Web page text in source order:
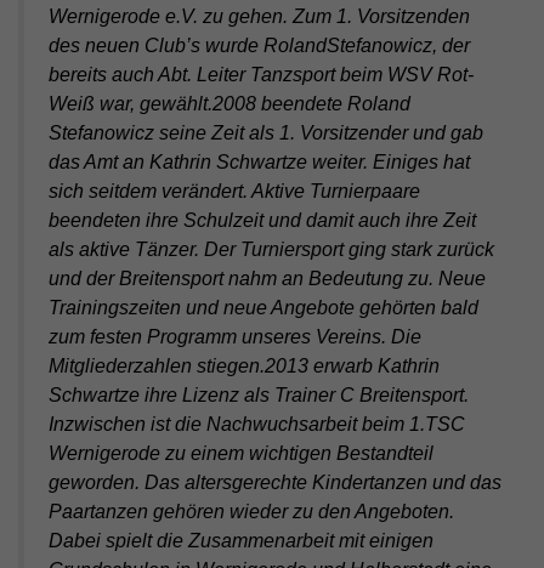
Wernigerode e.V. zu gehen. Zum 1. Vorsitzenden
des neuen Club’s wurde RolandStefanowicz, der
bereits auch Abt. Leiter Tanzsport beim WSV Rot-
Weiß war, gewählt.2008 beendete Roland
Stefanowicz seine Zeit als 1. Vorsitzender und gab
das Amt an Kathrin Schwartze weiter. Einiges hat
sich seitdem verändert. Aktive Turnierpaare
beendeten ihre Schulzeit und damit auch ihre Zeit
als aktive Tänzer. Der Turniersport ging stark zurück
und der Breitensport nahm an Bedeutung zu. Neue
Trainingszeiten und neue Angebote gehörten bald
zum festen Programm unseres Vereins. Die
Mitgliederzahlen stiegen.2013 erwarb Kathrin
Schwartze ihre Lizenz als Trainer C Breitensport.
Inzwischen ist die Nachwuchsarbeit beim 1.TSC
Wernigerode zu einem wichtigen Bestandteil
geworden. Das altersgerechte Kindertanzen und das
Paartanzen gehören wieder zu den Angeboten.
Dabei spielt die Zusammenarbeit mit einigen